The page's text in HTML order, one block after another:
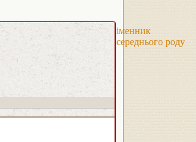
іменник
середнього роду